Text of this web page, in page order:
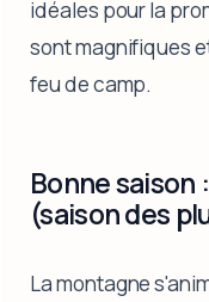
idéales pour la
sont magnifiques
feu de camp.
Bonne saison
(saison des
La montagne